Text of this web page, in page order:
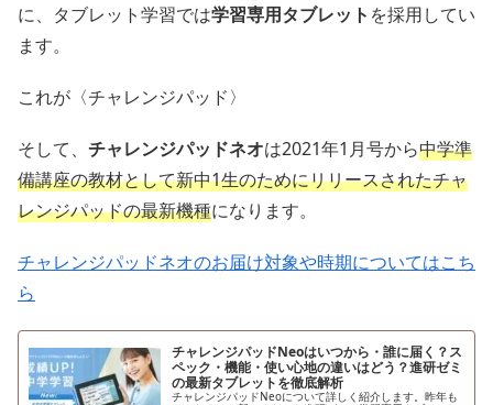
に、タブレット学習では学習専用タブレット を採用してい
ます。
これが〈チャレンジパッド〉
そして、 チャレンジパッドネオは2021年1月号から中学準
備講座の教材として新中1生のためにリリースされたチャ
レンジパッドの最新機種になります。
チャレンジパッドネオのお届け対象や時期についてはこち
ら
チャレンジパッドNeoはいつから・誰に届く？ス
ペック・機能・使い心地の違いはどう？進研ゼミ
の最新タブレットを徹底解析
チャレンジパッドNeoについて詳しく紹介します。昨年も